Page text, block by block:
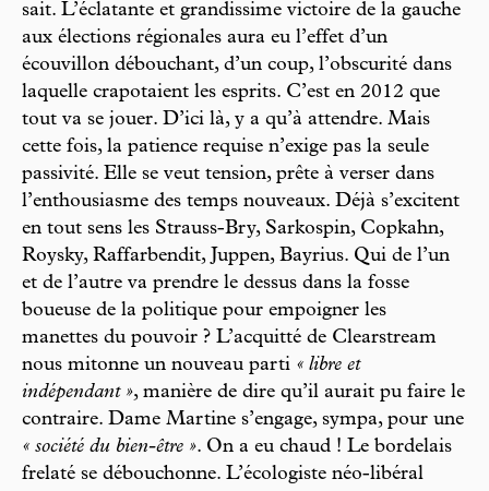
sait. L’éclatante et grandissime victoire de la gauche
aux élections régionales aura eu l’effet d’un
écouvillon débouchant, d’un coup, l’obscurité dans
laquelle crapotaient les esprits. C’est en 2012 que
tout va se jouer. D’ici là, y a qu’à attendre. Mais
cette fois, la patience requise n’exige pas la seule
passivité. Elle se veut tension, prête à verser dans
l’enthousiasme des temps nouveaux. Déjà s’excitent
en tout sens les Strauss-Bry, Sarkospin, Copkahn,
Roysky, Raffarbendit, Juppen, Bayrius. Qui de l’un
et de l’autre va prendre le dessus dans la fosse
boueuse de la politique pour empoigner les
manettes du pouvoir ? L’acquitté de Clearstream
nous mitonne un nouveau parti « libre et
indépendant », manière de dire qu’il aurait pu faire le
contraire. Dame Martine s’engage, sympa, pour une
« société du bien-être ». On a eu chaud ! Le bordelais
frelaté se débouchonne. L’écologiste néo-libéral